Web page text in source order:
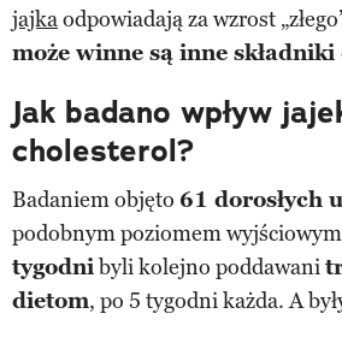
jajkaodpowiadają za wzrost
może winne są inne
Jak badano wpływ
cholesterol?
Badaniem objęto 61 dorosłych
podobnym poziomem
tygodnibyli kolejno poddawani
dietom, po 5 tygodni każda. A